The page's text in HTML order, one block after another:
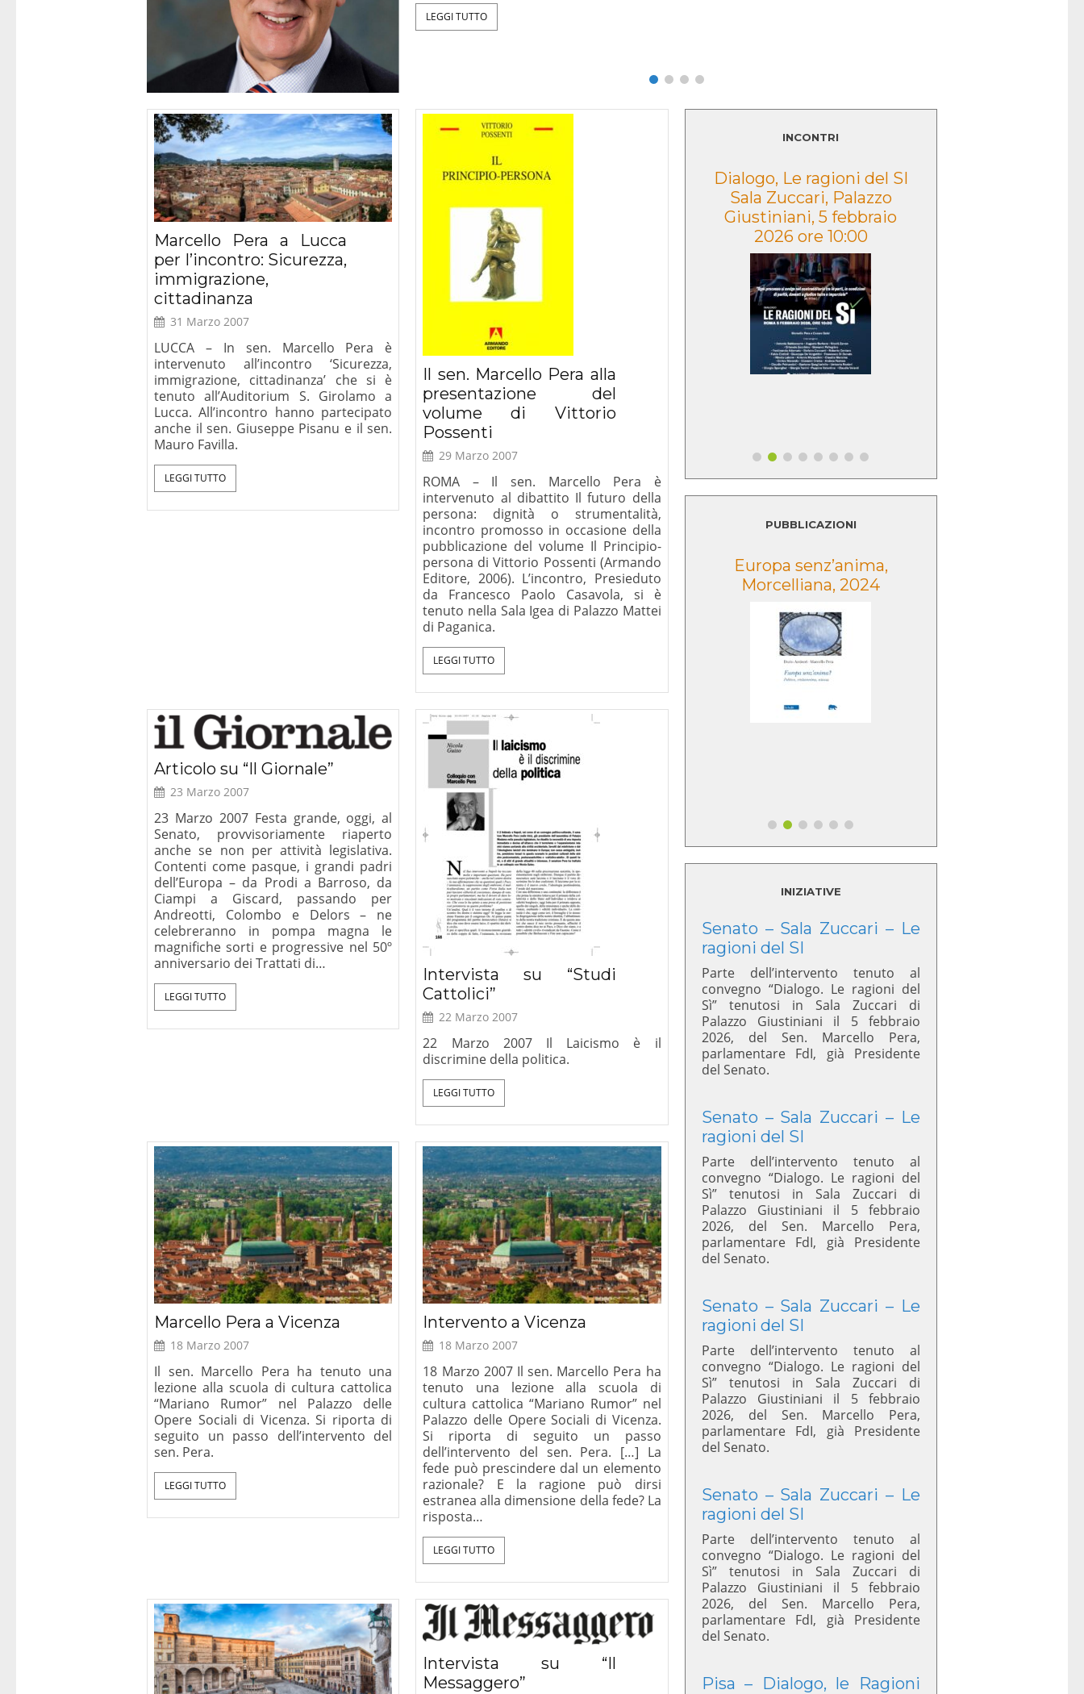
Marcello Pera a Lucca
per l’incontro: Sicurezza,
immigrazione,
cittadinanza
31 Marzo 2007
LUCCA – In sen. Marcello Pera è
intervenuto all’incontro ‘Sicurezza,
immigrazione, cittadinanza’ che si è
tenuto all’Auditorium S. Girolamo a
Lucca. All’incontro hanno partecipato
anche il sen. Giuseppe Pisanu e il sen.
Mauro Favilla.
LEGGI TUTTO
Il sen. Marcello Pera alla
presentazione del
volume di Vittorio
Possenti
29 Marzo 2007
ROMA – Il sen. Marcello Pera è
intervenuto al dibattito Il futuro della
persona: dignità o strumentalità,
incontro promosso in occasione della
pubblicazione del volume Il Principio-
persona di Vittorio Possenti (Armando
Editore, 2006). L’incontro, Presieduto
da Francesco Paolo Casavola, si è
tenuto nella Sala Igea di Palazzo Mattei
di Paganica.
LEGGI TUTTO
Articolo su “Il Giornale”
23 Marzo 2007
23 Marzo 2007 Festa grande, oggi, al
Senato, provvisoriamente riaperto
anche se non per attività legislativa.
Contenti come pasque, i grandi padri
dell’Europa – da Prodi a Barroso, da
Ciampi a Giscard, passando per
Andreotti, Colombo e Delors – ne
celebreranno in pompa magna le
magnifiche sorti e progressive nel 50º
anniversario dei Trattati di…
LEGGI TUTTO
Intervista su “Studi
Cattolici”
22 Marzo 2007
22 Marzo 2007 Il Laicismo è il
discrimine della politica.
LEGGI TUTTO
Marcello Pera a Vicenza
18 Marzo 2007
Il sen. Marcello Pera ha tenuto una
lezione alla scuola di cultura cattolica
“Mariano Rumor” nel Palazzo delle
Opere Sociali di Vicenza. Si riporta di
seguito un passo dell’intervento del
sen. Pera.
LEGGI TUTTO
Intervento a Vicenza
18 Marzo 2007
18 Marzo 2007 Il sen. Marcello Pera ha
tenuto una lezione alla scuola di
cultura cattolica “Mariano Rumor” nel
Palazzo delle Opere Sociali di Vicenza.
Si riporta di seguito un passo
dell’intervento del sen. Pera. […] La
fede può prescindere dal un elemento
razionale? E la ragione può dirsi
estranea alla dimensione della fede? La
risposta…
LEGGI TUTTO
Intervista su “Il
Messaggero”
INCONTRI
Roma – Presentazione
del libro “Diritti umani e
Cristianesimo”
Critica della ragion
Dialogo, Le ragioni del SI
Sala Zuccari, Palazzo
Giustiniani, 5 febbraio
2026 ore 10:00
PUBBLICAZIONI
Perché dobbiamo dirci
cristiani, con una Lettera-
prefazione di J. Ratzinger
Mondadori, Milano 2008
Critica della ragion
secolare, Le Lettere, 2025
Europa senz’anima,
Morcelliana, 2024
INIZIATIVE
Senato – Sala Zuccari – Le
ragioni del SI
Parte dell’intervento tenuto al
convegno “Dialogo. Le ragioni del
Sì” tenutosi in Sala Zuccari di
Palazzo Giustiniani il 5 febbraio
2026, del Sen. Marcello Pera,
parlamentare FdI, già Presidente
del Senato.
Senato – Sala Zuccari – Le
ragioni del SI
Parte dell’intervento tenuto al
convegno “Dialogo. Le ragioni del
Sì” tenutosi in Sala Zuccari di
Palazzo Giustiniani il 5 febbraio
2026, del Sen. Marcello Pera,
parlamentare FdI, già Presidente
del Senato.
Senato – Sala Zuccari – Le
ragioni del SI
Parte dell’intervento tenuto al
convegno “Dialogo. Le ragioni del
Sì” tenutosi in Sala Zuccari di
Palazzo Giustiniani il 5 febbraio
2026, del Sen. Marcello Pera,
parlamentare FdI, già Presidente
del Senato.
Senato – Sala Zuccari – Le
ragioni del SI
Parte dell’intervento tenuto al
convegno “Dialogo. Le ragioni del
Sì” tenutosi in Sala Zuccari di
Palazzo Giustiniani il 5 febbraio
2026, del Sen. Marcello Pera,
parlamentare FdI, già Presidente
del Senato.
Pisa – Dialogo, le Ragioni